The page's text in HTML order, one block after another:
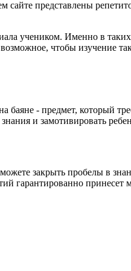
представлены
учеником. Именно в
чтобы изучение
- предмет, который
и замотивировать
закрыть пробелы в
гарантированно принесет